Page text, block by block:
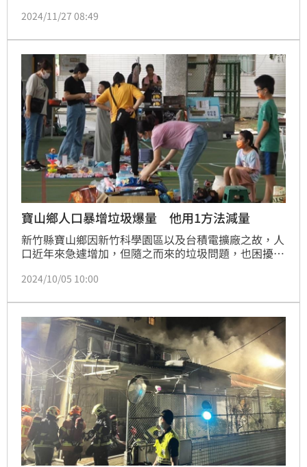
但警方趕到現場時，徐男已經明顯死亡，後續將報請檢
2024/11/27 08:49
寶山鄉人口暴增垃圾爆量 他用1方法減量
新竹縣寶山鄉因新竹科學園區以及台積電擴廠之故，人
口近年來急遽增加，但隨之而來的垃圾問題，也困擾著
換市集，讓民眾「以物換物」，別人不要的雞肋或許就
2024/10/05 10:00